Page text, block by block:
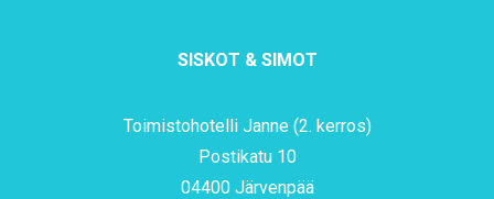
SISKOT & SIMOT
Toimistohotelli Janne (2. kerros)
Postikatu 10
04400 Järvenpää